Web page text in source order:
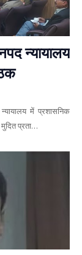
न्यायालय
में प्रशासनिक
मुदित प्रता…